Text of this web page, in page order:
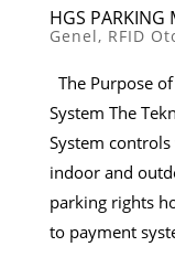
HGS PARKING
Genel, RFID
The Purpose
System The
System
indoor and
parking rights
to payment